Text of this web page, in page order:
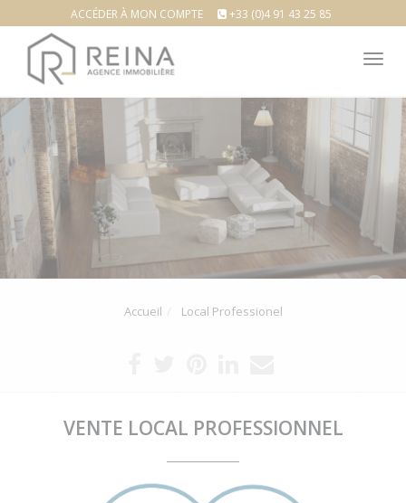
ACCÉDER À MON COMPTE +33 (0)4 91 43 25 85
Accueil Local Professionel
VENTE LOCAL PROFESSIONNEL